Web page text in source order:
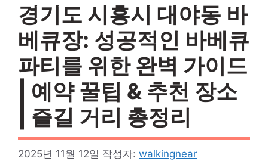
경기도 시흥시 대야동 바
베큐장: 성공적인 바베큐
파티를 위한 완벽 가이드
| 예약 꿀팁 & 추천 장소
| 즐길 거리 총정리
2025년 11월 12일 작성자: walkingnear